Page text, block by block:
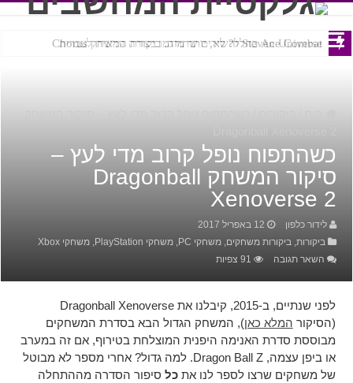
Ace Combat בחלל? לא, יותר מזה. ביקורת המשחק Chorus
Steven Universe והשירים שתורגמו בצורה נוראית לעברית
כשהתפוח נופל קרוב מדי לעץ –
סיקור המשחק Dragonball
Xenoverse 2
לידור כלפון
12 באפריל 2017
ביקורות,ביקורות משחקים,משחקי PC ,משחקי PlayStation ,משחקי Xbox
השאר תגובה
91 צפיות
לפני שנתיים, ב-2015, קיבלנו את Dragonball Xenoverse
(הסיקורהמלא כאן ), המשחק הגדול הבא בסדרת המשחקים
מבוססת סדרת האנימה היפנית המוצלחת בטירוף, אם זה במערב
או ביפן עצמה, Dragon Ball Z. למה גדול? אחרי מספר לא מבוטל
של משחקים שרצו לספר לנו אתכל סיפור הסדרה מההתחלה